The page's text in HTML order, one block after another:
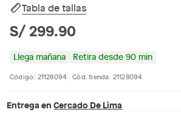
Tabla de tallas
S/ 299.90
Llega mañana Retira desde 90 min
Código: 21128094 Cód. tienda: 21128094
Entrega en Cercado De Lima